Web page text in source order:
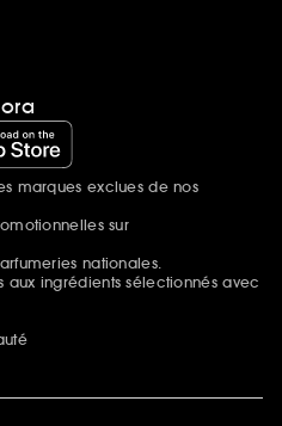
marques exclues de nos
sur
nationales.
aux ingrédients sélectionnés avec